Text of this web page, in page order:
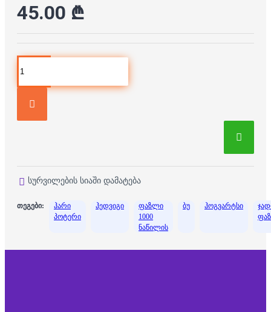
45.00 ₾
სურვილების სიაში დამატება
თეგები:
ჰარი
პოტერი
ჰედვიგი
ფაზლი
1000
ნაწილის
ბუ ჰოგვარტსი